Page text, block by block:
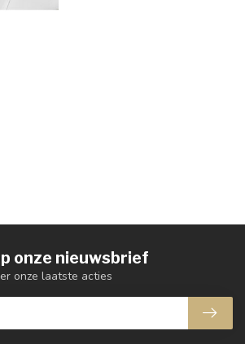
onze nieuwsbrief
onze laatste acties